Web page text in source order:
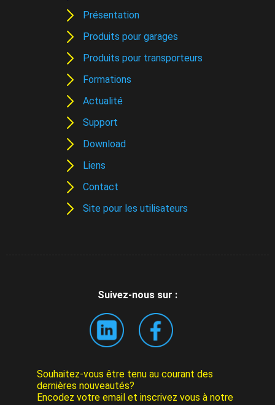
Présentation
Produits pour garages
Produits pour transporteurs
Formations
Actualité
Support
Download
Liens
Contact
Site pour les utilisateurs
Suivez-nous sur :
Souhaitez-vous être tenu au courant des
dernières nouveautés?
Encodez votre email et inscrivez vous à notre